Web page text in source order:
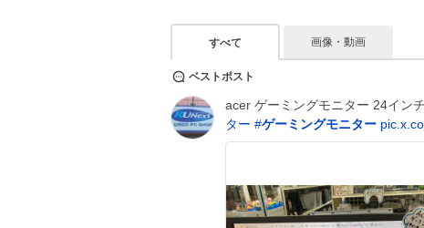
すべて 画像・動画
ベストポスト
acer ゲーミングモニター 24イン
ター #ゲーミングモニター